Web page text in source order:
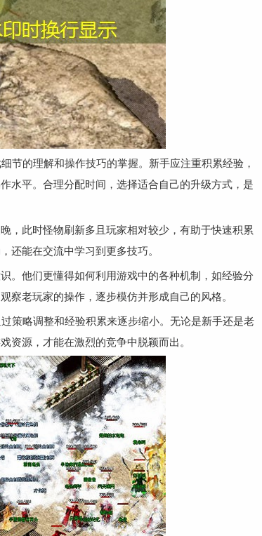
节的理解和操作技巧的掌握。新手应注重积累经验，
水平。合理分配时间，选择适合自己的升级方式，是
，此时怪物刷新多且玩家相对较少，有助于快速积累
还能在交流中学习到更多技巧。
。他们更懂得如何利用游戏中的各种机制，如经验分
老玩家的操作，逐步模仿并形成自己的风格。
策略调整和经验积累来逐步缩小。无论是新手还是老
资源，才能在激烈的竞争中脱颖而出。